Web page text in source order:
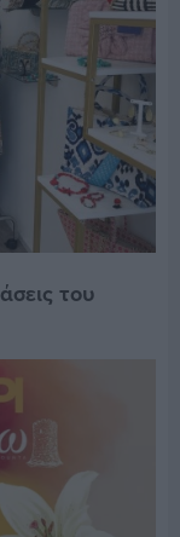
του